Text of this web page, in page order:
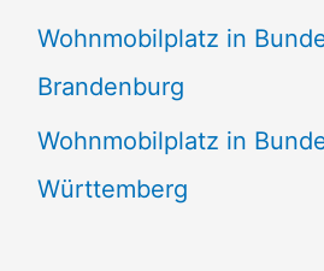
Wohnmobilplatz in
Brandenburg
Wohnmobilplatz in
Württemberg